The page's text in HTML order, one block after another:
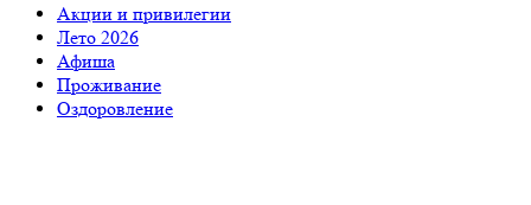
Акции и привилегии
Лето 2026
Афиша
Проживание
Оздоровление